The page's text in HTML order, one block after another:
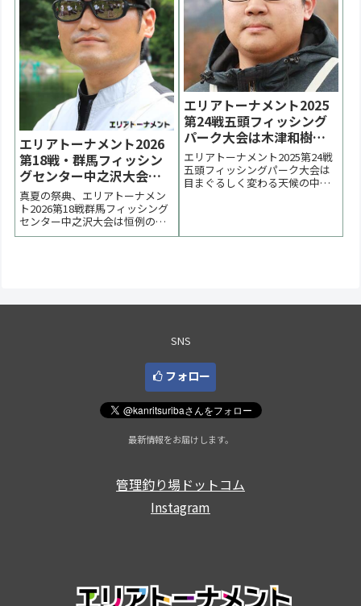
エリアトーナメント2026
第18戦・群馬フィッシン
グセンター中之沢大会は
北沢拓也選手が優勝【大
会速報】
真夏の祭典、エリアトーナメン
ト2026第18戦群馬フィッシング
センター中之沢大会は恒例の暑
さとの戦いになりました。優勝
エリアトーナメント2025
第24戦五頭フィッシング
パーク大会は木津和樹選
手が優勝【大会結果】
エリアトーナメント2025第24戦
五頭フィッシングパーク大会は
目まぐるしく変わる天候の中で
大会 2025一覧 次の大会 >表彰台
SNS
フォロー
最新情報をお届けします。
管理釣り場ドットコム
Instagram